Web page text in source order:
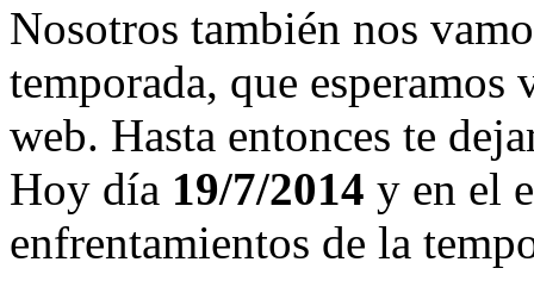
Nosotros también nos
temporada, que esperamos
web. Hasta entonces te
Hoy día 19/7/2014 y en el
enfrentamientos de la